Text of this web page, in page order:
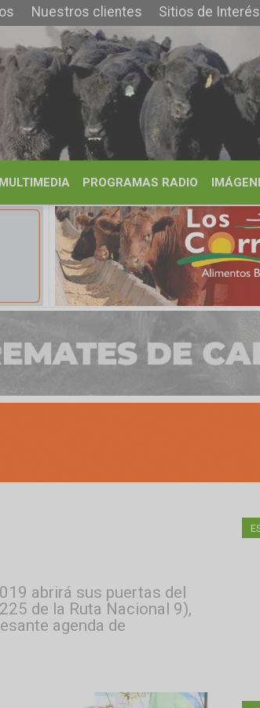
clientes Sitios de Interés Contacto
PROGRAMAS RADIO IMÁGENES HISTORIAS
(km 225 de la Ruta Nacional 9),
interesante agenda de